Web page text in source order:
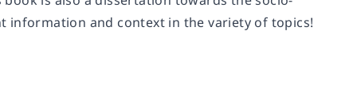
information and context in the variety of topics!